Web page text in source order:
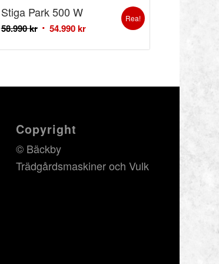
Stiga Park 500 W
58.990kr 54.990kr
Rea!
Copyright
© Bäckby
Trädgårdsmaskiner och Vulk